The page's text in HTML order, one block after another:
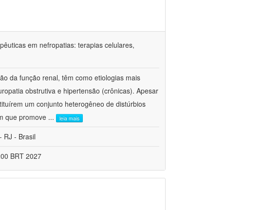
em nefropatias: terapias celulares,
da função renal, têm como etiologias mais
obstrutiva e hipertensão (crônicas). Apesar
um conjunto heterogêneo de distúrbios
que promove ... leia mais
RJ - Brasil
BRT 2027